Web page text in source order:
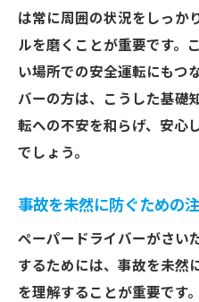
は常に周囲の状況をしっか
ルを磨くことが重要です。
い場所での安全運転にもつ
バーの方は、こうした基礎
転への不安を和らげ、安心
でしょう。
事故を未然に防ぐための
ペーパードライバーがさい
するためには、事故を未然
を理解することが重要です